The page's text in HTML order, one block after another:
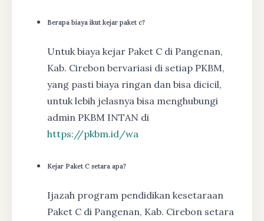
Berapa biaya ikut kejar paket c?
Untuk biaya kejar Paket C di Pangenan,
Kab. Cirebon bervariasi di setiap PKBM,
yang pasti biaya ringan dan bisa dicicil,
untuk lebih jelasnya bisa menghubungi
admin PKBM INTAN di
https://pkbm.id/wa
Kejar Paket C setara apa?
Ijazah program pendidikan kesetaraan
Paket C di Pangenan, Kab. Cirebon setara